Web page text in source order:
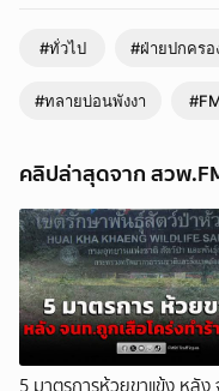
#ทั่วไป #ฝ่ายปกครอ
#ทลายบ่อนพังงา
คลิปล่าสุดจาก สวพ